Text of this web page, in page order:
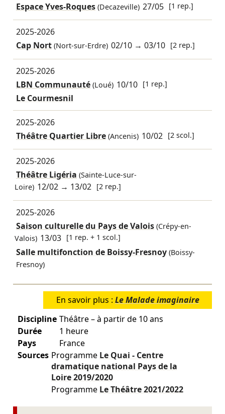
Espace Yves-Roques(Decazeville) 27/05 [1 rep.]
2025-2026
Cap Nort(Nort-sur-Erdre) 02/10 →03/10 [2 rep.]
2025-2026
LBN Communauté(Loué) 10/10 [1 rep.]
Le Courmesnil
2025-2026
Théâtre Quartier Libre(Ancenis) 10/02 [2 scol.]
2025-2026
Théâtre Ligéria (Sainte-Luce-sur-
Loire) 12/02 → 13/02 [2 rep.]
2025-2026
Saison culturelle du Pays de Valois(Crépy-en-
Valois) 13/03 [1 rep. + 1 scol.]
Salle multifonction de Boissy-Fresnoy (Boissy-
Fresnoy)
En savoir plus : Le Malade imaginaire
Discipline Théâtre – à partir de 10 ans
Durée
1 heure
Pays
France
Sources Programme Le Quai - Centre
dramatique national Pays de la
Loire2019/2020
Programme Le Théâtre2021/2022